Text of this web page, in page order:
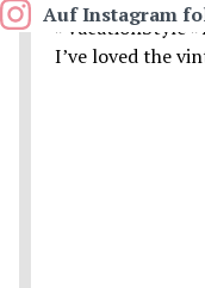
I’ve loved the
Auf Instagram